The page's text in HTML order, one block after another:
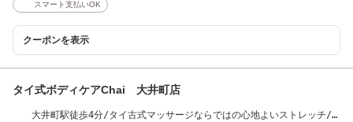
スマート支払いOK
クーポンを表示
タイ式ボディケアChai 大井町店
大井町駅徒歩4分/タイ古式マッサージならではの心地よいストレッチ/